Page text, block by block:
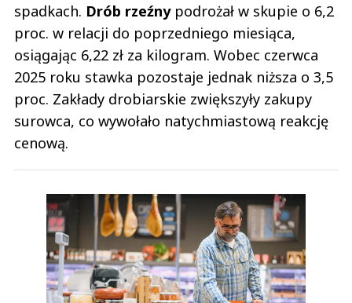
spadkach. Drób rzeźnypodrożał w skupie o 6,2
proc. w relacji do poprzedniego miesiąca,
osiągając 6,22 zł za kilogram. Wobec czerwca
2025 roku stawka pozostaje jednak niższa o 3,5
proc. Zakłady drobiarskie zwiększyły zakupy
surowca, co wywołało natychmiastową reakcję
cenową.